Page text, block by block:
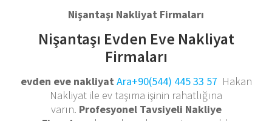
Nişantaşı Nakliyat Firmaları
Nişantaşı Evden Eve Nakliyat
Firmaları
evden eve nakliyat Ara+90(544) 445 33 57 Hakan
Nakliyat ile ev taşıma işinin rahatlığına
varın. Profesyonel Tavsiyeli Nakliye